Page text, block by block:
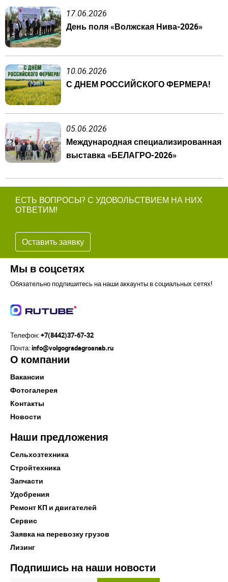
17.06.2026
День поля «Волжская Нива-2026»
10.06.2026
С ДНЕМ РОССИЙСКОГО ФЕРМЕРА!
05.06.2026
Международная специализированная
выставка «БЕЛАГРО-2026»
ЕСТЬ ВОПРОСЫ? С УДОВОЛЬСТВИЕМ НА НИХ
ОТВЕТИМ!
Оставить заявку
Мы в соцсетях
Обязательно подпишитесь на наши аккаунты в социальных сетях!
Телефон:+7(8442)37-67-32
Почта:info@volgogradagrosnab.ru
О компании
Вакансии
Фотогалерея
Контакты
Новости
Наши предложения
Сельхозтехника
Стройтехника
Запчасти
Удобрения
Ремонт КП и двигателей
Сервис
Заявка на перевозку грузов
Лизинг
Подпишись на наши новости